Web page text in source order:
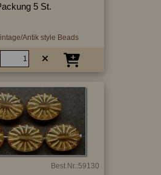
5 St.
Antik style Beads
Best.Nr.:59130